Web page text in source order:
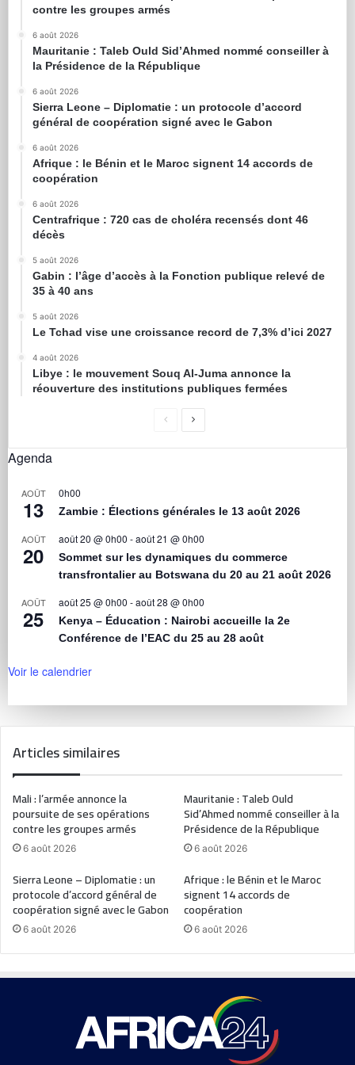
contre les groupes armés
6 août 2026
Mauritanie : Taleb Ould Sid’Ahmed nommé conseiller à
la Présidence de la République
6 août 2026
Sierra Leone – Diplomatie : un protocole d’accord
général de coopération signé avec le Gabon
6 août 2026
Afrique : le Bénin et le Maroc signent 14 accords de
coopération
6 août 2026
Centrafrique : 720 cas de choléra recensés dont 46
décès
5 août 2026
Gabin : l’âge d’accès à la Fonction publique relevé de
35 à 40 ans
5 août 2026
Le Tchad vise une croissance record de 7,3% d’ici 2027
4 août 2026
Libye : le mouvement Souq Al-Juma annonce la
réouverture des institutions publiques fermées
Agenda
AOÛT
13
0h00
Zambie : Élections générales le 13 août 2026
AOÛT
20
août 20 @ 0h00 -août 21 @ 0h00
Sommet sur les dynamiques du commerce
transfrontalier au Botswana du 20 au 21 août 2026
AOÛT
25
août 25 @ 0h00 -août 28 @ 0h00
Kenya – Éducation : Nairobi accueille la 2e
Conférence de l’EAC du 25 au 28 août
Voir le calendrier
Articles similaires
Mali : l’armée annonce la
poursuite de ses opérations
contre les groupes armés
6 août 2026
Mauritanie : Taleb Ould
Sid’Ahmed nommé conseiller à la
Présidence de la République
6 août 2026
Sierra Leone – Diplomatie : un
protocole d’accord général de
coopération signé avec le Gabon
6 août 2026
Afrique : le Bénin et le Maroc
signent 14 accords de
coopération
6 août 2026